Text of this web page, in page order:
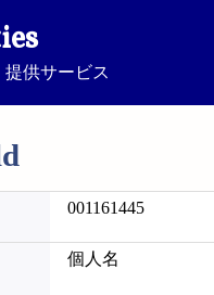
供サービス
001161445
個人名